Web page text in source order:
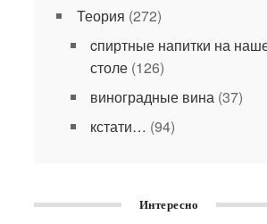
Теория (272)
cпиртные напитки на
столе(126)
виноградные вина(37)
кстати… (94)
Интересно